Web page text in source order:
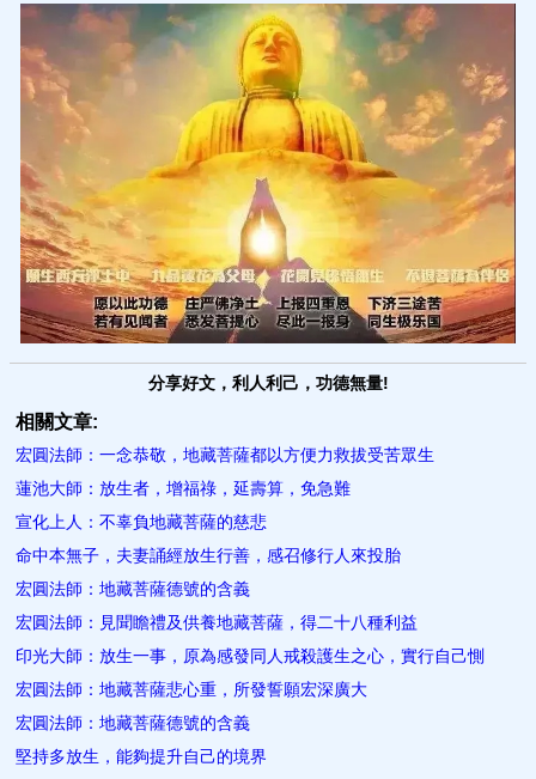
分享好文，利人利己，功德無量!
相關文章:
宏圓法師：一念恭敬，地藏菩薩都以方便力救拔受苦眾生
蓮池大師：放生者，增福祿，延壽算，免急難
宣化上人：不辜負地藏菩薩的慈悲
命中本無子，夫妻誦經放生行善，感召修行人來投胎
宏圓法師：地藏菩薩德號的含義
宏圓法師：見聞瞻禮及供養地藏菩薩，得二十八種利益
印光大師：放生一事，原為感發同人戒殺護生之心，實行自己惻
宏圓法師：地藏菩薩悲心重，所發誓願宏深廣大
宏圓法師：地藏菩薩德號的含義
堅持多放生，能夠提升自己的境界